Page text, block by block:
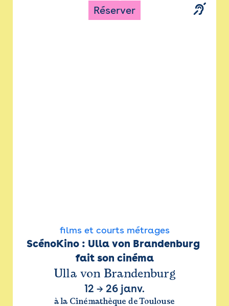
Réserver
films et courts métrages
ScénoKino : Ulla von Brandenburg
fait son cinéma
Ulla von Brandenburg
12 → 26 janv.
à la Cinémathèque de Toulouse